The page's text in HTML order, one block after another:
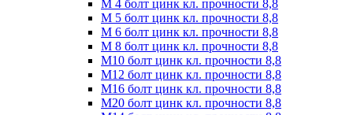
М 4 болт цинк кл. прочности 8,8
М 5 болт цинк кл. прочности 8,8
М 6 болт цинк кл. прочности 8,8
М 8 болт цинк кл. прочности 8,8
М10 болт цинк кл. прочности 8,8
М12 болт цинк кл. прочности 8,8
М16 болт цинк кл. прочности 8,8
М20 болт цинк кл. прочности 8,8